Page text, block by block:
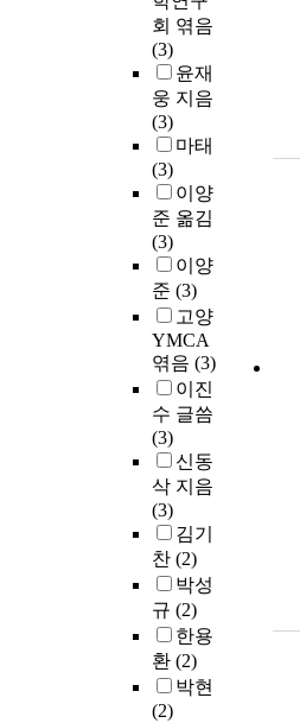
회 엮음
(3)
윤재
웅 지음
(3)
마태
(3)
이양
준 옮김
(3)
이양
준 (3)
고양
YMCA
엮음 (3)
이진
수 글씀
(3)
신동
삭 지음
(3)
김기
찬 (2)
박성
규 (2)
한용
환 (2)
박현
(2)